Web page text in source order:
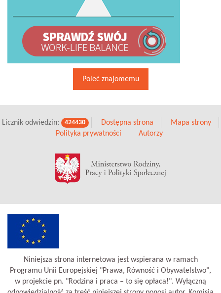
Poleć znajomemu
Licznik odwiedzin: 424430 Dostępna strona
Mapa strony
Polityka prywatności
Autorzy
Niniejsza strona internetowa jest wspierana w ramach
Programu Unii Europejskiej "Prawa, Równość i Obywatelstwo",
w projekcie pn. "Rodzina i praca – to się opłaca!". Wyłączną